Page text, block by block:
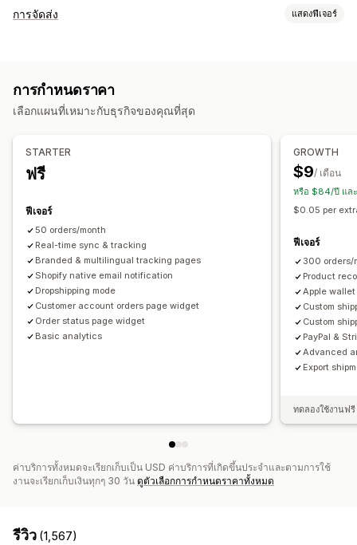
การติดตาม
ผู้ขนส่งหลายราย
API
อีเมล การแจ้งเตือนแบบเรียลไทม์
การแจ้งเตือนพนักงาน
การจัดส่ง แสดงฟีเจอร์
การจัดการการจัดส่ง
การติดตามแบบเรียลไทม์
การกำหนดราคา
เลือกแผนที่เหมาะกับธุรกิจของคุณที่สุด
STARTER
ฟรี
ฟีเจอร์
50 orders/month
Real-time sync & tracking
Branded & multilingual tracking pages
Shopify native email notification
Dropshipping mode
Customer account orders page widget
Order status page widget
Basic analytics
GROWTH
$9/ เดือน
หรือ $84/ปี แล
$0.05 per
ฟีเจอร์
300 orders/
Product
Apple
Custom
Custom
PayPal &
Advanced
Export
ทดลองใช้งานฟ
ค่าบริการทั้งหมดจะเรียกเก็บเป็น USD ค่าบริการที่เกิดขึ้นประจำและตามการใช้
งานจะเรียกเก็บเงินทุกๆ 30 วัน ดูตัวเลือกการกำหนดราคาทั้งหมด
รีวิว (1,567)